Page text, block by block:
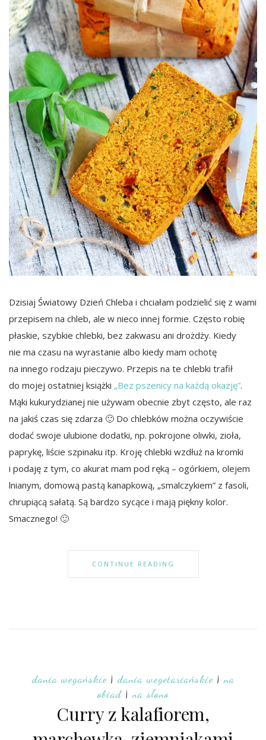
Dzisiaj Światowy Dzień Chleba i chciałam podzielić się z wami
przepisem na chleb, ale w nieco innej formie. Często robię
płaskie, szybkie chlebki, bez zakwasu ani drożdży. Kiedy
nie ma czasu na wyrastanie albo kiedy mam ochotę
na innego rodzaju pieczywo. Przepis na te chlebki trafił
do mojej ostatniej książki „Bez pszenicy na każdą okazję”.
Mąki kukurydzianej nie używam obecnie zbyt często, ale raz
na jakiś czas się zdarza 🙂 Do chlebków można oczywiście
dodać swoje ulubione dodatki, np. pokrojone oliwki, zioła,
paprykę, liście szpinaku itp. Kroję chlebki wzdłuż na kromki
i podaję z tym, co akurat mam pod ręką – ogórkiem, olejem
lnianym, domową pastą kanapkową, „smalczykiem” z fasoli,
chrupiącą sałatą. Są bardzo sycące i mają piękny kolor.
Smacznego! 🙂
CONTINUE READING
dania wegańskie|dania wegetariańskie| na
obiad| na słono
Curry z kalafiorem,